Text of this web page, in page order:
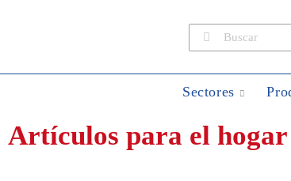
Sectores
Artículos para el hogar